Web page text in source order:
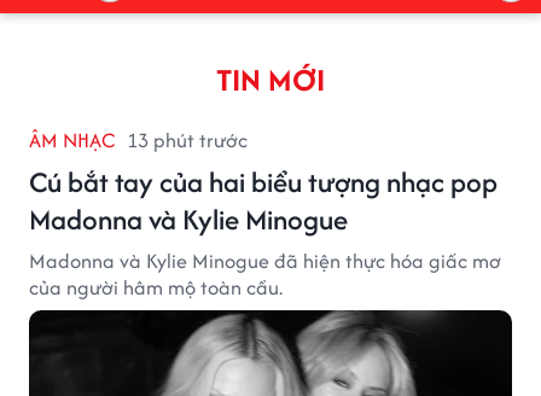
TIN MỚI
ÂM NHẠC 13 phút trước
Cú bắt tay của hai biểu tượng nhạc pop
Madonna và Kylie Minogue
Madonna và Kylie Minogue đã hiện thực hóa giấc mơ
của người hâm mộ toàn cầu.